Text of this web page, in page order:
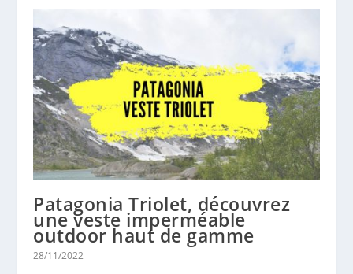
Patagonia Triolet, découvrez
une veste imperméable
outdoor haut de gamme
28/11/2022